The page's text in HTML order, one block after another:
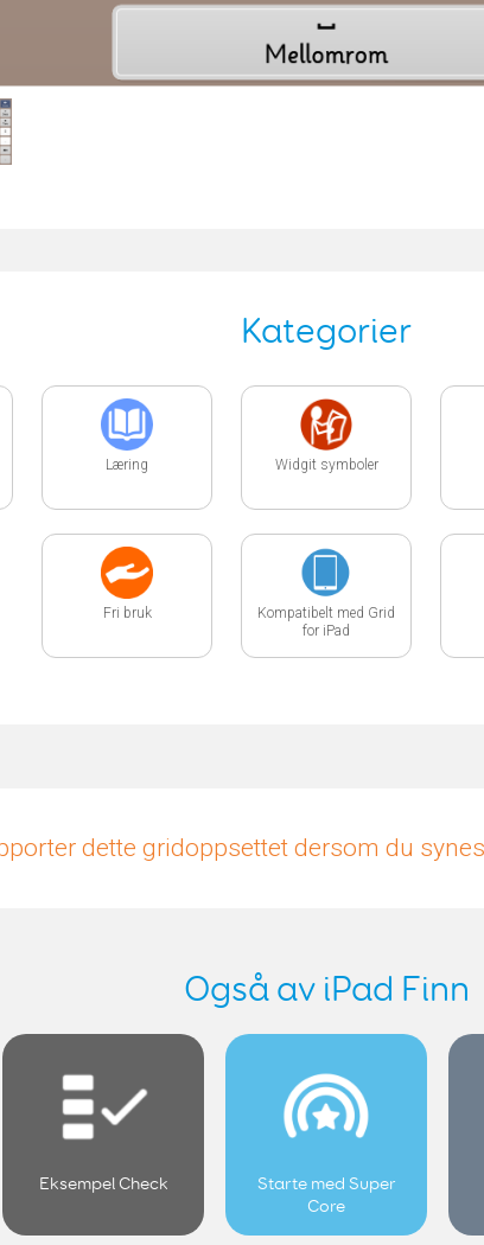
Kategorier
Læring Widgit symboler
Fri bruk
Kompatibelt med Grid
for iPad
dette gridoppsettet dersom du
Også av iPad Finn
Eksempel Check
Starte med Super
Core